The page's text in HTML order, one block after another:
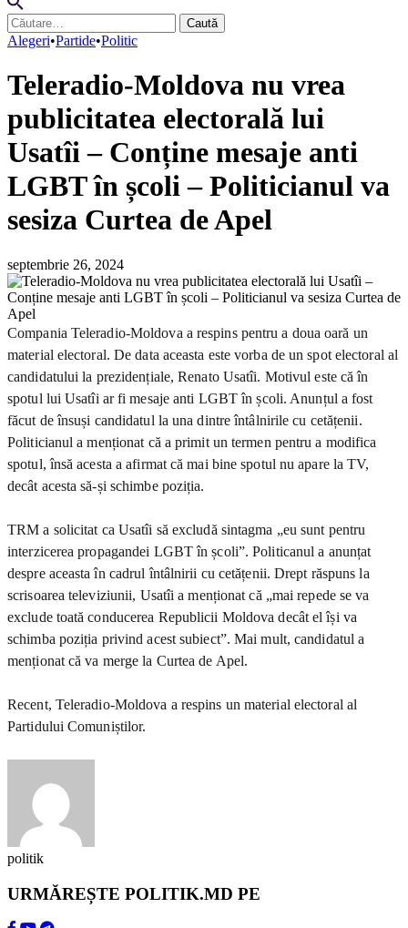
Caută
după:
Alegeri•Partide•Politic
Teleradio-Moldova nu vrea
publicitatea electorală lui
Usatîi – Conține mesaje anti
LGBT în școli – Politicianul va
sesiza Curtea de Apel
septembrie 26, 2024
Compania Teleradio-Moldova a respins pentru a doua oară un
material electoral. De data aceasta este vorba de un spot electoral al
candidatului la prezidențiale, Renato Usatîi. Motivul este că în
spotul lui Usatîi ar fi mesaje anti LGBT în școli. Anunțul a fost
făcut de însuși candidatul la una dintre întâlnirile cu cetățenii.
Politicianul a menționat că a primit un termen pentru a modifica
spotul, însă acesta a afirmat că mai bine spotul nu apare la TV,
decât acesta să-și schimbe poziția.
TRM a solicitat ca Usatîi să excludă sintagma „eu sunt pentru
interzicerea propagandei LGBT în școli”. Politicanul a anunțat
despre aceasta în cadrul întâlnirii cu cetățenii. Drept răspuns la
scrisoarea televiziunii, Usatîi a menționat că „mai repede se va
exclude toată conducerea Republicii Moldova decât el își va
schimba poziția privind acest subiect”. Mai mult, candidatul a
menționat că va merge la Curtea de Apel.
Recent, Teleradio-Moldova a respins un material electoral al
Partidului Comuniștilor.
politik
URMĂREȘTE POLITIK.MD PE